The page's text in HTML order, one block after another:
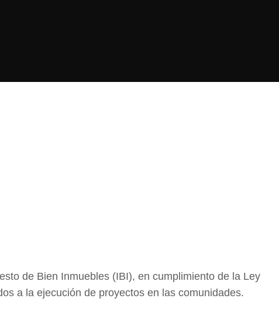
de Bien Inmuebles (IBI), en cumplimiento de la Ley
a la ejecución de proyectos en las comunidades.